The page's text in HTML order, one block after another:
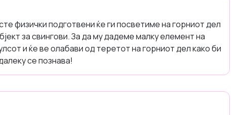
физички подготвени ќе ги посветиме на горниот дел
за свингови. За да му дадеме малку елемент на
и ќе ве олабави од теретот на горниот дел како би
се познава!